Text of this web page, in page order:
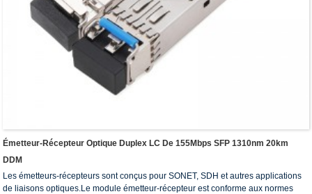
Émetteur-Récepteur Optique Duplex LC De 155Mbps SFP 1310nm 20km
DDM
Les émetteurs-récepteurs sont conçus pour SONET, SDH et autres applications
de liaisons optiques.Le module émetteur-récepteur est conforme aux normes